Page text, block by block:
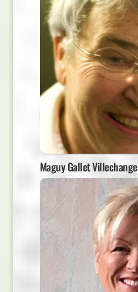
Maguy Gallet Villechange